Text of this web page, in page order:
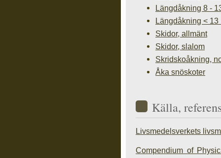
Längdåkning 8 -
Längdåkning < 13
Skidor, allmänt
Skidor, slalom
Skridskoåkning,
Åka snöskoter
Källa,
Livsmedelsverkets
Compendium of